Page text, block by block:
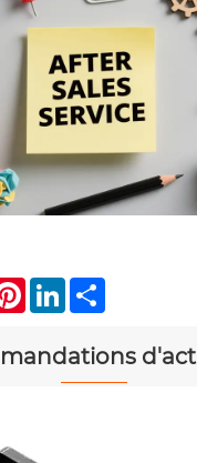
PinterestLinkedIn